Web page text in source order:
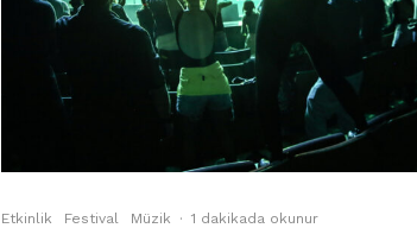
Etkinlik Festival Müzik · 1 dakikada okunur